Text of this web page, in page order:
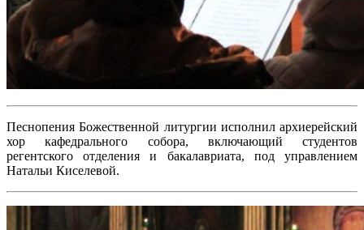
Песнопения Божественной литургии исполнил архиерейский
хор кафедрального собора, включающий студентов
регентского отделения и бакалавриата, под управлением
Натальи Киселевой.